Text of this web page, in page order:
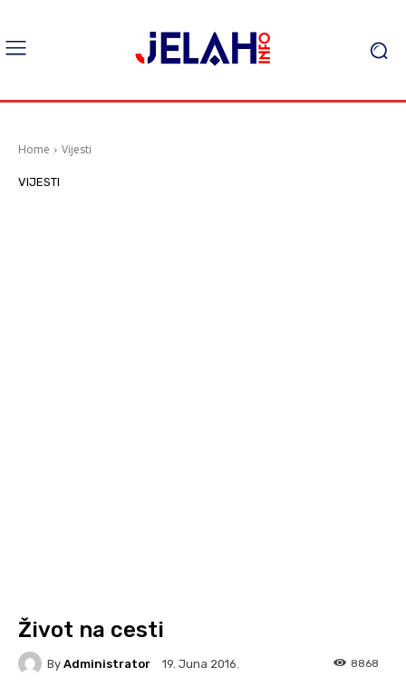
Home Vijesti
VIJESTI
Život na cesti
By Administrator 19. Juna 2016. 8868